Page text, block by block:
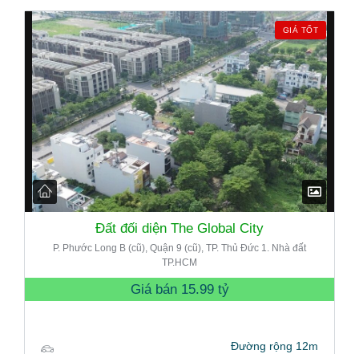
GIÁ TỐT
Đất đối diện The Global City
P. Phước Long B (cũ), Quận 9 (cũ), TP. Thủ Đức 1. Nhà đất
TP.HCM
Giá bán 15.99 tỷ
Đường rộng 12m